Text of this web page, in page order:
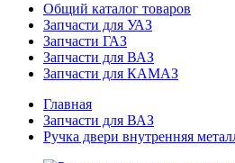
Общий каталог товаров
Запчасти для УАЗ
Запчасти ГАЗ
Запчасти для ВАЗ
Запчасти для КАМАЗ
Главная
Запчасти для ВАЗ
Ручка двери внутренняя